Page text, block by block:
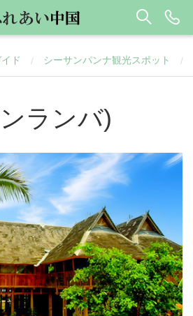
ド / シーサンパンナ観光スポット /
ランバ)